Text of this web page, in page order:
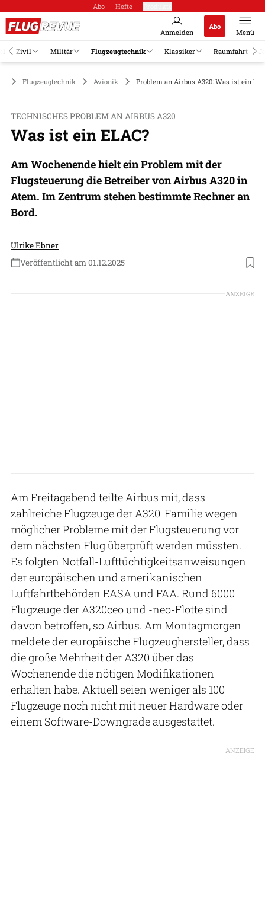
Abo Hefte
Anmelden
Abo
Menü
Zivil Militär Flugzeugtechnik Klassiker Raumfahrt
Flugzeugtechnik Avionik Problem an Airbus A320: Was ist ein
TECHNISCHES PROBLEM AN AIRBUS A320
Was ist ein ELAC?
Am Wochenende hielt ein Problem mit der
Flugsteuerung die Betreiber von Airbus A320 in
Atem. Im Zentrum stehen bestimmte Rechner an
Bord.
Ulrike Ebner
Veröffentlicht am 01.12.2025
Foto: Airbus
ANZEIGE
Am Freitagabend teilte Airbus mit, dass
zahlreiche Flugzeuge der A320-Familie wegen
möglicher Probleme mit der Flugsteuerung vor
dem nächsten Flug überprüft werden müssten.
Es folgten Notfall-Lufttüchtigkeitsanweisungen
der europäischen und amerikanischen
Luftfahrtbehörden EASA und FAA. Rund 6000
Flugzeuge der A320ceo und -neo-Flotte sind
davon betroffen, so Airbus. Am Montagmorgen
meldete der europäische Flugzeughersteller, dass
die große Mehrheit der A320 über das
Wochenende die nötigen Modifikationen
erhalten habe. Aktuell seien weniger als 100
Flugzeuge noch nicht mit neuer Hardware oder
einem Software-Downgrade ausgestattet.
ANZEIGE